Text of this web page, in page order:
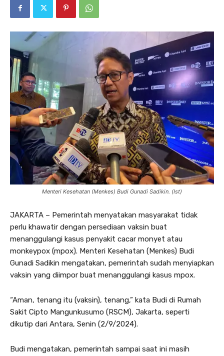
Menteri Kesehatan (Menkes) Budi Gunadi Sadikin. (Ist)
JAKARTA – Pemerintah menyatakan masyarakat tidak
perlu khawatir dengan persediaan vaksin buat
menanggulangi kasus penyakit cacar monyet atau
monkeypox (mpox). Menteri Kesehatan (Menkes) Budi
Gunadi Sadikin mengatakan, pemerintah sudah menyiapkan
vaksin yang diimpor buat menanggulangi kasus mpox.
“Aman, tenang itu (vaksin), tenang,” kata Budi di Rumah
Sakit Cipto Mangunkusumo (RSCM), Jakarta, seperti
dikutip dari Antara, Senin (2/9/2024).
Budi mengatakan, pemerintah sampai saat ini masih